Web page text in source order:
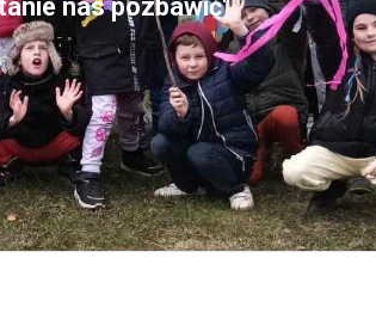
nas pozbawić"